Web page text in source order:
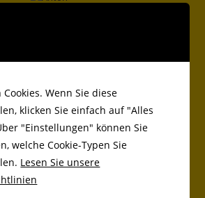
als Balltester bei Adidas
Wenn Sie diese
klicken Sie einfach auf "Alles
"Einstellungen" können Sie
welche Cookie-Typen Sie
Lesen Sie unsere